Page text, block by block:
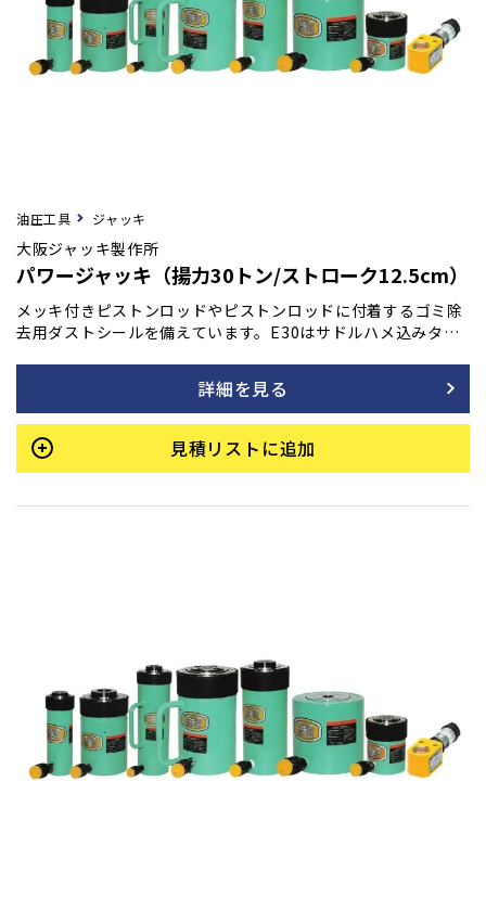
油圧工具 ジャッキ
大阪ジャッキ製作所
パワージャッキ（揚力30トン/ストローク12.5cm）
メッキ付きピストンロッドやピストンロッドに付着するゴミ除
去用ダストシールを備えています。E30はサドルハメ込みタイ
力抑え、許容横荷重は揚力の1/20です。
詳細を見る
見積リストに追加